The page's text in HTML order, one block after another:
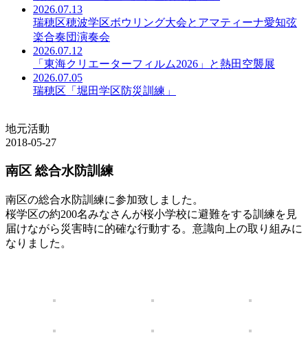
2026.07.13
瑞穂区穂波学区ボウリング大会とアマティーナ愛知弦
楽合奏団演奏会
2026.07.12
「東海クリエーターフィルム2026」と熱田空襲展
2026.07.05
瑞穂区「堀田学区防災訓練」
地元活動
2018-05-27
南区 総合水防訓練
南区の総合水防訓練に参加致しました。
桜学区の約200名みなさんが桜小学校に避難をする訓練を見
届けながら災害時に的確な行動する。意識向上の取り組みに
なりました。